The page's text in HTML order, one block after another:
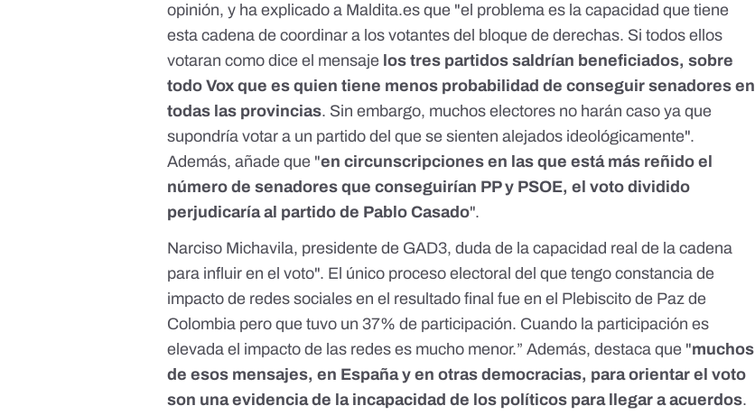
opinión, y ha explicado a Maldita.es que "el problema es la capacidad que tiene
esta cadena de coordinar a los votantes del bloque de derechas. Si todos ellos
votaran como dice el mensaje los tres partidos saldrían beneficiados, sobre
todo Vox que es quien tiene menos probabilidad de conseguir senadores en
todas las provincias. Sin embargo, muchos electores no harán caso ya que
supondría votar a un partido del que se sienten alejados ideológicamente".
Además, añade que "en circunscripciones en las que está más reñido el
número de senadores que conseguirían PP y PSOE, el voto dividido
perjudicaría al partido de Pablo Casado".
Narciso Michavila, presidente de GAD3, duda de la capacidad real de la cadena
para influir en el voto". El único proceso electoral del que tengo constancia de
impacto de redes sociales en el resultado final fue en el Plebiscito de Paz de
Colombia pero que tuvo un 37% de participación. Cuando la participación es
elevada el impacto de las redes es mucho menor.” Además, destaca que "muchos
de esos mensajes, en España y en otras democracias, para orientar el voto
son una evidencia de la incapacidad de los políticos para llegar a acuerdos.